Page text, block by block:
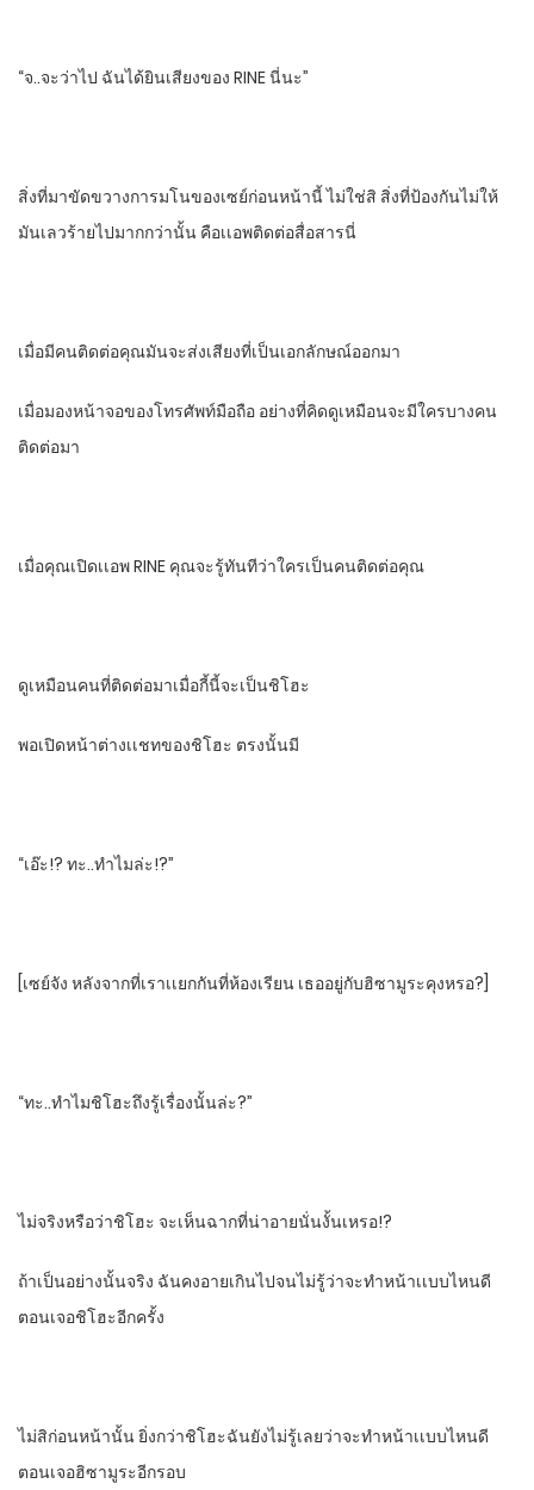
“จ..จะว่าไป​ ฉันได้ยินเสียงของ​ RINE นี่นะ”
สิ่งที่มาขัดขวางการมโนของเซย์ก่อนหน้า​นี้ ไม่ใช่สิ​ สิ่งที่ป้องกันไม่ให้
มันเลวร้ายไปมากกว่านั้น​ คือเเอพติดต่อสื่อสารนี่
เมื่อมีคนติดต่อคุณมันจะส่งเสียงที่เป็น​เอกลักษณ์​ออกมา
เมื่อมองหน้าจอของโทรศัพท์มือถือ​ อย่างที่คิดดูเหมือนจะมีใครบางคน
ติดต่อมา
เมื่อคุณเปิดเเอพ​ RINE คุณจะรู้ทันทีว่าใครเป็นคนติดต่อคุณ
ดูเหมือนคนที่ติดต่อมาเมื่อกี้นี้​จะเป็นชิโฮะ
พอเปิดหน้าต่างเเชทของชิโฮะ​ ตรงนั้นมี
“เอ๊ะ!? ทะ..ทําไมล่ะ!?”
[เซย์จัง​ หลังจากที่เราเเยกกันที่ห้องเรียน​ เธออยู่กับฮิซามูระคุงหรอ?]
“ทะ..ทําไมชิโฮะถึงรู้เรื่องนั้นล่ะ?”
ไม่จริงหรือว่าชิโฮะ​ จะเห็นฉากที่น่าอายนั่นงั้นเหรอ!?
ถ้าเป็นอย่างนั้นจริง​ ฉันคงอายเกินไปจนไม่รู้ว่าจะทําหน้าเเบบไหนดี
ตอนเจอชิโฮะอีกครั้ง
ไม่สิก่อนหน้านั้น​ ยิ่งกว่าชิโฮะฉันยังไม่รู้เลยว่าจะทําหน้าเเบบไหนดี
ตอนเจอฮิซามูระอีกรอบ